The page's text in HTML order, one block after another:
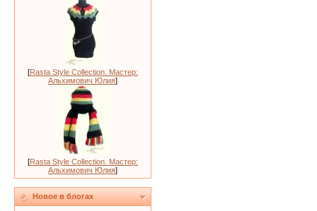
[Rasta Style Collection. Мастер:
Альхимович Юлия]
[Rasta Style Collection. Мастер:
Альхимович Юлия]
Новое в блогах